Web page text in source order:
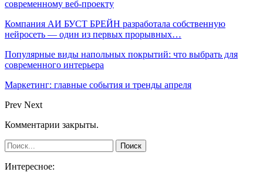
современному веб-проекту
Компания АИ БУСТ БРЕЙН разработала собственную
нейросеть — один из первых прорывных…
Популярные виды напольных покрытий: что выбрать для
современного интерьера
Маркетинг: главные события и тренды апреля
Prev Next
Комментарии закрыты.
Интересное: